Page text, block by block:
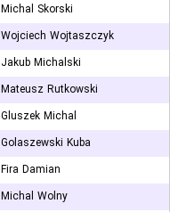
Michal Skorski
Wojciech Wojtaszczyk
Jakub Michalski
Mateusz Rutkowski
Gluszek Michal
Golaszewski Kuba
Fira Damian
Michal Wolny